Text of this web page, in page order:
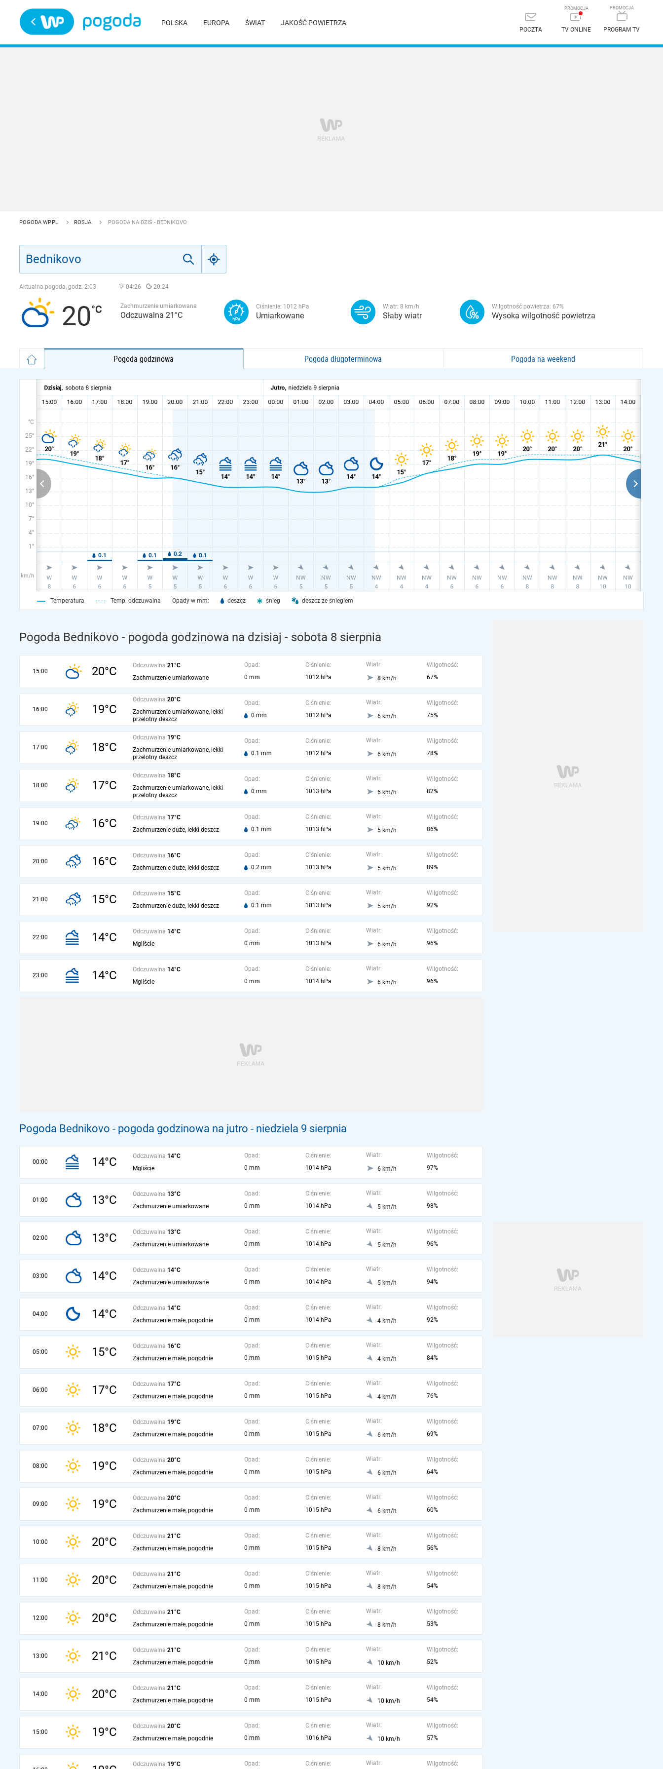
POLSKA EUROPA ŚWIAT JAKOŚĆ POWIETRZA
POCZTA TV ONLINE PROGRAM TV
POGODA WP.PL ROSJA POGODA NA DZIŚ - BEDNIKOVO
Aktualna pogoda, godz. 2:03 04:26 20:24
20 Zachmurzenie umiarkowane
Odczuwalna 21°C
Ciśnienie: 1012 hPa
Umiarkowane
Wiatr: 8 km/h
Słaby wiatr
Wilgotność powietrza: 67%
Wysoka wilgotność powietrza
Pogoda godzinowa Pogoda długoterminowa Pogoda na weekend
°C
25°
22°
19°
16°
13°
10°
7°
4°
1°
km/h
Temperatura Temp. odczuwalna Opady w mm: deszcz śnieg deszcz ze śniegiem
Pogoda Bednikovo - pogoda godzinowa na dzisiaj - sobota 8 sierpnia
15:00 20°C Odczuwalna 21°C
Zachmurzenie umiarkowane
Opad:
0 mm
Ciśnienie:
1012 hPa
Wiatr:
8 km/h
Wilgotność:
67%
16:00 19°C
Odczuwalna 20°C
Zachmurzenie umiarkowane, lekki
przelotny deszcz
Opad:
0 mm
Ciśnienie:
1012 hPa
Wiatr:
6 km/h
Wilgotność:
75%
17:00 18°C
Odczuwalna 19°C
Zachmurzenie umiarkowane, lekki
przelotny deszcz
Opad:
0.1 mm
Ciśnienie:
1012 hPa
Wiatr:
6 km/h
Wilgotność:
78%
18:00 17°C
Odczuwalna 18°C
Zachmurzenie umiarkowane, lekki
przelotny deszcz
Opad:
0 mm
Ciśnienie:
1013 hPa
Wiatr:
6 km/h
Wilgotność:
82%
19:00 16°C Odczuwalna 17°C
Zachmurzenie duże, lekki deszcz
Opad:
0.1 mm
Ciśnienie:
1013 hPa
Wiatr:
5 km/h
Wilgotność:
86%
20:00 16°C Odczuwalna 16°C
Zachmurzenie duże, lekki deszcz
Opad:
0.2 mm
Ciśnienie:
1013 hPa
Wiatr:
5 km/h
Wilgotność:
89%
21:00 15°C Odczuwalna 15°C
Zachmurzenie duże, lekki deszcz
Opad:
0.1 mm
Ciśnienie:
1013 hPa
Wiatr:
5 km/h
Wilgotność:
92%
22:00 14°C Odczuwalna 14°C
Mgliście
Opad:
0 mm
Ciśnienie:
1013 hPa
Wiatr:
6 km/h
Wilgotność:
96%
23:00 14°C Odczuwalna 14°C
Mgliście
Opad:
0 mm
Ciśnienie:
1014 hPa
Wiatr:
6 km/h
Wilgotność:
96%
Pogoda Bednikovo - pogoda godzinowa na jutro - niedziela 9 sierpnia
00:00 14°C Odczuwalna 14°C
Mgliście
Opad:
0 mm
Ciśnienie:
1014 hPa
Wiatr:
6 km/h
Wilgotność:
97%
01:00 13°C Odczuwalna 13°C
Zachmurzenie umiarkowane
Opad:
0 mm
Ciśnienie:
1014 hPa
Wiatr:
5 km/h
Wilgotność:
98%
02:00 13°C Odczuwalna 13°C
Zachmurzenie umiarkowane
Opad:
0 mm
Ciśnienie:
1014 hPa
Wiatr:
5 km/h
Wilgotność:
96%
03:00 14°C Odczuwalna 14°C
Zachmurzenie umiarkowane
Opad:
0 mm
Ciśnienie:
1014 hPa
Wiatr:
5 km/h
Wilgotność:
94%
04:00 14°C Odczuwalna 14°C
Zachmurzenie małe, pogodnie
Opad:
0 mm
Ciśnienie:
1014 hPa
Wiatr:
4 km/h
Wilgotność:
92%
05:00 15°C Odczuwalna 16°C
Zachmurzenie małe, pogodnie
Opad:
0 mm
Ciśnienie:
1015 hPa
Wiatr:
4 km/h
Wilgotność:
84%
06:00 17°C Odczuwalna 17°C
Zachmurzenie małe, pogodnie
Opad:
0 mm
Ciśnienie:
1015 hPa
Wiatr:
4 km/h
Wilgotność:
76%
07:00 18°C Odczuwalna 19°C
Zachmurzenie małe, pogodnie
Opad:
0 mm
Ciśnienie:
1015 hPa
Wiatr:
6 km/h
Wilgotność:
69%
08:00 19°C Odczuwalna 20°C
Zachmurzenie małe, pogodnie
Opad:
0 mm
Ciśnienie:
1015 hPa
Wiatr:
6 km/h
Wilgotność:
64%
09:00 19°C Odczuwalna 20°C
Zachmurzenie małe, pogodnie
Opad:
0 mm
Ciśnienie:
1015 hPa
Wiatr:
6 km/h
Wilgotność:
60%
10:00 20°C Odczuwalna 21°C
Zachmurzenie małe, pogodnie
Opad:
0 mm
Ciśnienie:
1015 hPa
Wiatr:
8 km/h
Wilgotność:
56%
11:00 20°C Odczuwalna 21°C
Zachmurzenie małe, pogodnie
Opad:
0 mm
Ciśnienie:
1015 hPa
Wiatr:
8 km/h
Wilgotność:
54%
12:00 20°C Odczuwalna 21°C
Zachmurzenie małe, pogodnie
Opad:
0 mm
Ciśnienie:
1015 hPa
Wiatr:
8 km/h
Wilgotność:
53%
13:00 21°C Odczuwalna 21°C
Zachmurzenie małe, pogodnie
Opad:
0 mm
Ciśnienie:
1015 hPa
Wiatr:
10 km/h
Wilgotność:
52%
14:00 20°C Odczuwalna 21°C
Zachmurzenie małe, pogodnie
Opad:
0 mm
Ciśnienie:
1015 hPa
Wiatr:
10 km/h
Wilgotność:
54%
15:00 19°C Odczuwalna 20°C
Zachmurzenie małe, pogodnie
Opad:
0 mm
Ciśnienie:
1016 hPa
Wiatr:
10 km/h
Wilgotność:
57%
Odczuwalna 19°C Opad: Ciśnienie: Wiatr: Wilgotność: